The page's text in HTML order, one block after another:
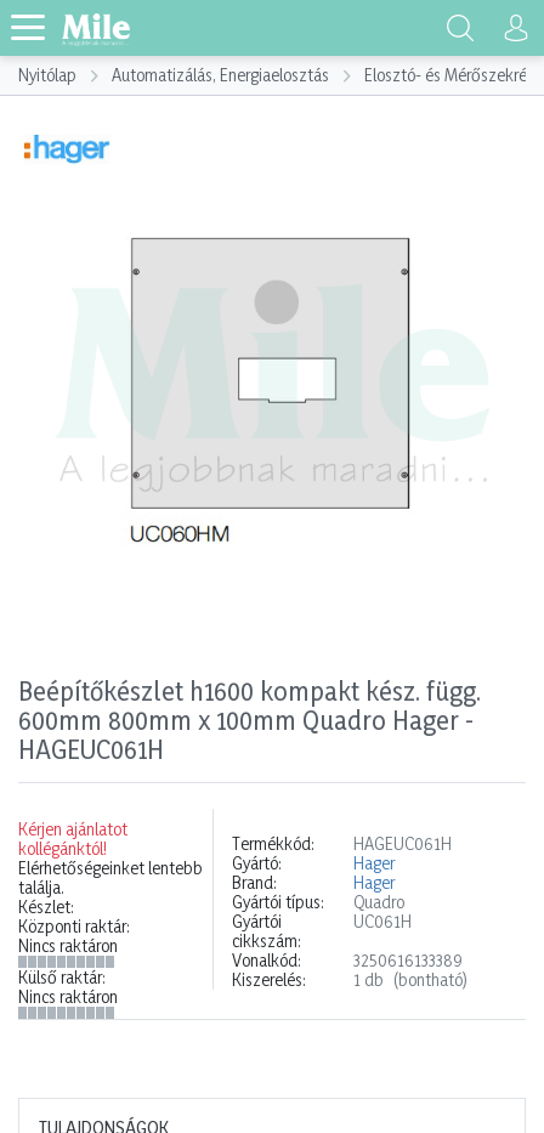
Nyitólap Automatizálás, Energiaelosztás Elosztó- és Mérőszekrény
Beépítőkészlet h1600 kompakt kész. függ.
600mm 800mm x 100mm Quadro Hager -
HAGEUC061H
Kérjen ajánlatot
kollégánktól!
Elérhetőségeinket lentebb
találja.
Készlet:
Központi raktár:
Nincs raktáron
Külső raktár:
Nincs raktáron
Termékkód:
HAGEUC061H
Gyártó:
Hager
Brand:
Hager
Gyártói típus:
Quadro
Gyártói
cikkszám:
UC061H
Vonalkód:
3250616133389
Kiszerelés:
1 db (bontható)
TULAJDONSÁGOK